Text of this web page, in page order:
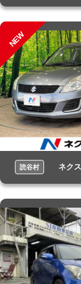
NEW
読谷村 ネク